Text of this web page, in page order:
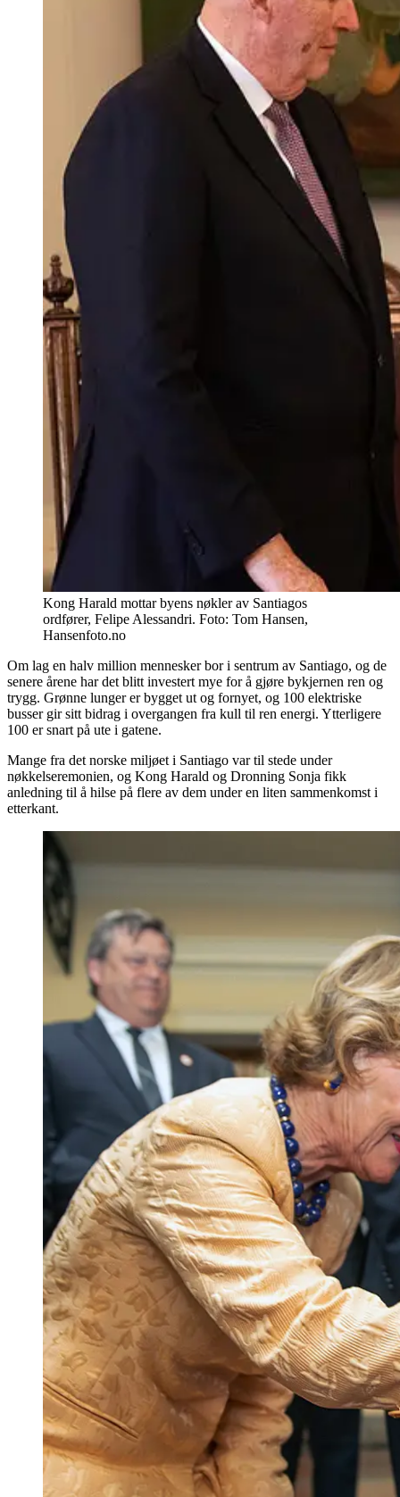
Kong Harald mottar byens nøkler av Santiagos
ordfører, Felipe Alessandri. Foto: Tom Hansen,
Hansenfoto.no
Om lag en halv million mennesker bor i sentrum av Santiago, og de
senere årene har det blitt investert mye for å gjøre bykjernen ren og
trygg. Grønne lunger er bygget ut og fornyet, og 100 elektriske
busser gir sitt bidrag i overgangen fra kull til ren energi. Ytterligere
100 er snart på ute i gatene.
Mange fra det norske miljøet i Santiago var til stede under
nøkkelseremonien, og Kong Harald og Dronning Sonja fikk
anledning til å hilse på flere av dem under en liten sammenkomst i
etterkant.